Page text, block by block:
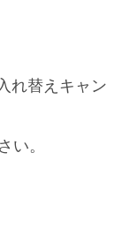
れ替えキャン
い。